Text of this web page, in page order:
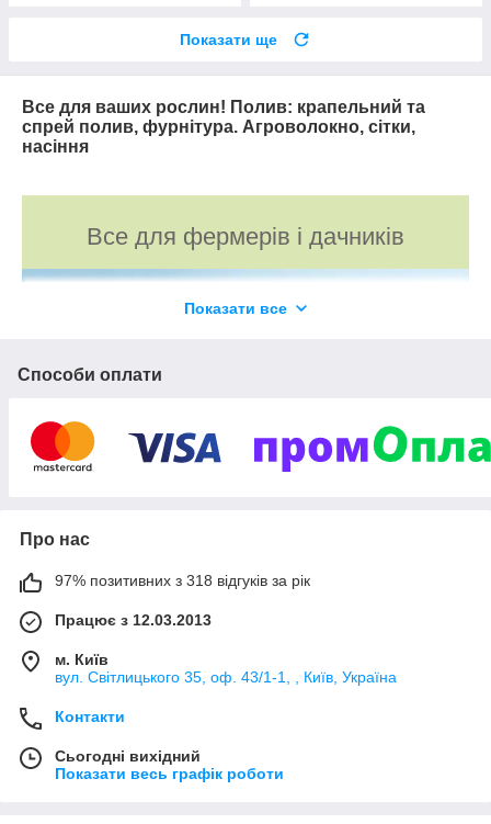
Показати ще
Все для ваших рослин! Полив: крапельний та
спрей полив, фурнітура. Агроволокно, сітки,
насіння
Все для фермерів і дачників
справжнє мистецтво, яке потребує не тільки багато
часу і коштів, але і душу, щоб вийшов воістину гідний
Показати все
Способи оплати
Про нас
97% позитивних з 318 відгуків за рік
Працює з 12.03.2013
м. Київ
вул. Світлицького 35, оф. 43/1-1, , Київ, Україна
Контакти
Сьогодні вихідний
Показати весь графік роботи